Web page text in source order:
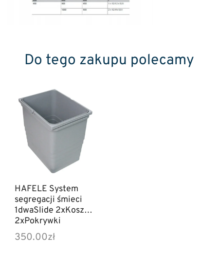
Do tego zakupu polecamy
HAFELE System
segregacji śmieci
1dwaSlide 2xKosze
2xPokrywki
350.00zł